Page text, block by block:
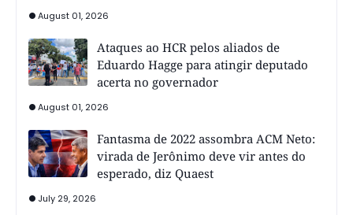
August 01, 2026
Ataques ao HCR pelos aliados de
Eduardo Hagge para atingir deputado
acerta no governador
August 01, 2026
Fantasma de 2022 assombra ACM Neto:
virada de Jerônimo deve vir antes do
esperado, diz Quaest
July 29, 2026